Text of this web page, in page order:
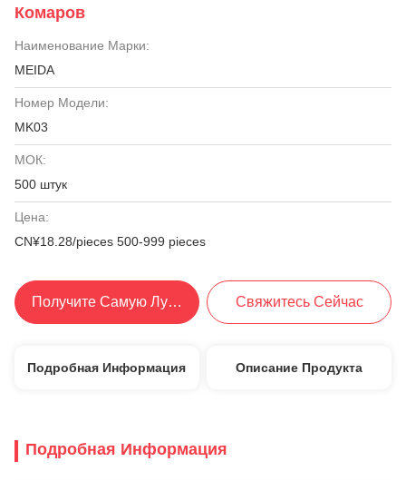
Комаров
Наименование Марки:
MEIDA
Номер Модели:
MK03
МОК:
500 штук
Цена:
CN¥18.28/pieces 500-999 pieces
Получите Самую Лучшую ЦенуСвяжитесь Сейчас
Подробная Информация Описание Продукта
Подробная Информация